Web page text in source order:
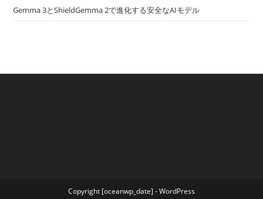
Gemma 3とShieldGemma 2で進化する安全なAIモデル
Copyright [oceanwp_date] - WordPress